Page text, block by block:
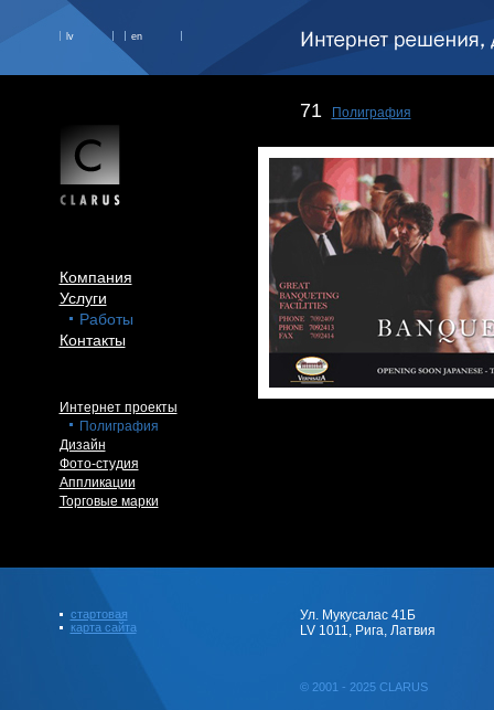
lv en
Компания
Услуги
Работы
Контакты
Интернет проекты
Полиграфия
Дизайн
Фото-студия
Аппликации
Торговые марки
71 Полиграфия
стартовая
карта сайта
Ул. Мукусалас 41Б
LV 1011, Рига, Латвия
© 2001 - 2025 CLARUS